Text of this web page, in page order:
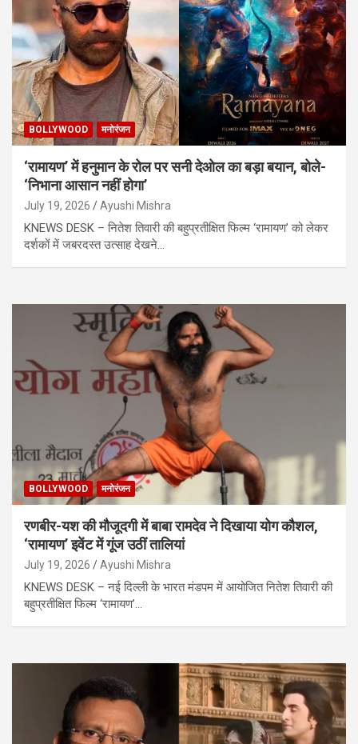
BOLLYWOOD मनोरंजन
‘रामायण’ में हनुमान के रोल पर सनी देओल का बड़ा बयान, बोले-
‘निभाना आसान नहीं होगा’
July 19, 2026 Ayushi Mishra
KNEWS DESK – नितेश तिवारी की बहुप्रतीक्षित फिल्म ‘रामायण’ को लेकर
दर्शकों में जबरदस्त उत्साह देखने…
BOLLYWOOD मनोरंजन
रणबीर-यश की मौजूदगी में बाबा रामदेव ने दिखाया योग कौशल,
‘रामायण’ इवेंट में गूंज उठीं तालियां
July 19, 2026 Ayushi Mishra
KNEWS DESK – नई दिल्ली के भारत मंडपम में आयोजित नितेश तिवारी की
बहुप्रतीक्षित फिल्म ‘रामायण’…